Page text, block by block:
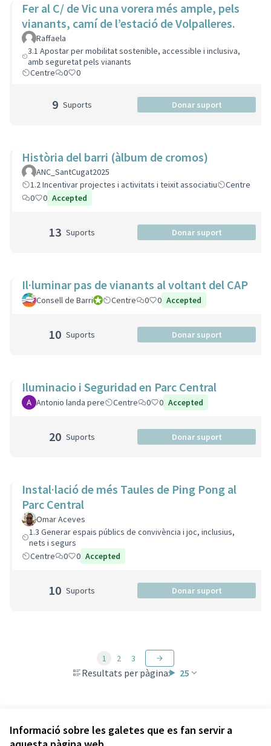
Informació sobre les galetes que es fan servir a
Fer al C/ de Vic una vorera més ample, pels
vianants, camí de l’estació de Volpalleres.
Raffaela
3.1 Apostar per mobilitat sostenible, accessible i inclusiva,
amb seguretat pels vianants
Centre
0 0
9 Suports Donar suport
Història del barri (àlbum de cromos)
ANC_SantCugat2025
1.2 Incentivar projectes i activitats i teixit associatiu
Centre
0
0 Accepted
13 Suports Donar suport
Il·luminar pas de vianants al voltant del CAP
Consell de BarriConsell de Barri
Centre 0 0 Accepted
10 Suports Donar suport
Iluminacio i Seguridad en Parc Central
Antonio landa pere Centre 0 0 Accepted
20 Suports Donar suport
Instal·lació de més Taules de Ping Pong al
Parc Central
Omar Aceves
1.3 Generar espais públics de convivència i joc, inclusius,
nets i segurs
Centre
0 0 Accepted
10 Suports Donar suport
Resultats per pàgina: 25
1 2 3
Veure totes les propostes retirades